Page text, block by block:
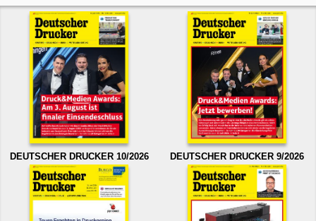
DEUTSCHER DRUCKER 10/2026 DEUTSCHER DRUCKER 9/2026